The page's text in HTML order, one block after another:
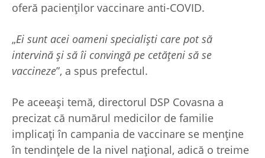
oferă pacienților vaccinare anti-COVID.
„Ei sunt acei oameni specialiști care pot să
intervină și să îi convingă pe cetățeni să se
vaccineze”, a spus prefectul.
Pe aceeași temă, directorul DSP Covasna a
precizat că numărul medicilor de familie
implicați în campania de vaccinare se menține
în tendințele de la nivel național, adică o treime